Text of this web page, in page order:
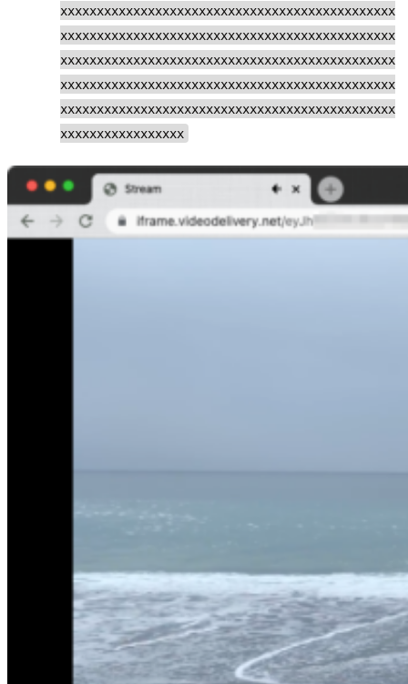
xxxxxxxxxxxxxxxxxxxxxxxxxxxxxxxxxxxxxxxxxxxxxx
xxxxxxxxxxxxxxxxxxxxxxxxxxxxxxxxxxxxxxxxxxxxxx
xxxxxxxxxxxxxxxxxxxxxxxxxxxxxxxxxxxxxxxxxxxxxx
xxxxxxxxxxxxxxxxxxxxxxxxxxxxxxxxxxxxxxxxxxxxxx
xxxxxxxxxxxxxxxxxxxxxxxxxxxxxxxxxxxxxxxxxxxxxx
xxxxxxxxxxxxxxxxx